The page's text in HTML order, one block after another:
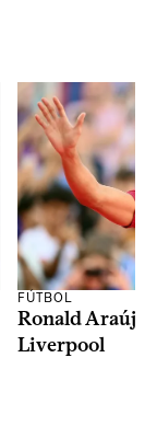
FÚTBOL
Ronald Araújo
Liverpool